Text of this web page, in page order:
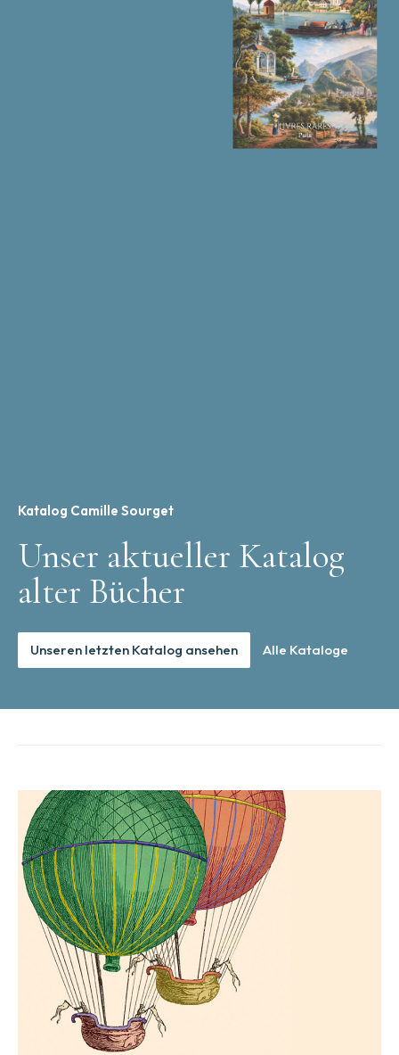
Katalog Camille Sourget
Unser aktueller Katalog
alter Bücher
Unseren letzten Katalog ansehen Alle Kataloge